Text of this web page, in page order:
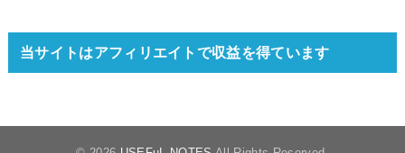
当サイトはアフィリエイトで収益を得ています